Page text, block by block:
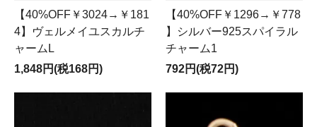
【40%OFF￥3024→￥181
4】ヴェルメイユスカルチ
ャームL
1,848円(税168円)
【40%OFF￥1296→￥778
】シルバー925スパイラル
チャーム1
792円(税72円)